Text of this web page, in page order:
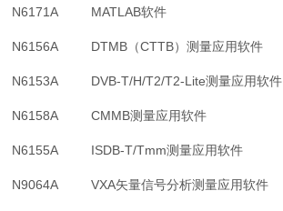
N6171A MATLAB软件
N6156A DTMB（CTTB）测量应用软件
N6153A DVB-T/H/T2/T2-Lite测量应用软件
N6158A CMMB测量应用软件
N6155A ISDB-T/Tmm测量应用软件
N9064A VXA矢量信号分析测量应用软件